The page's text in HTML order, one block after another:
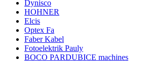
Dynisco
HOHNER
Elcis
Optex Fa
Faber Kabel
Fotoelektrik Pauly
BOCO PARDUBICE machines